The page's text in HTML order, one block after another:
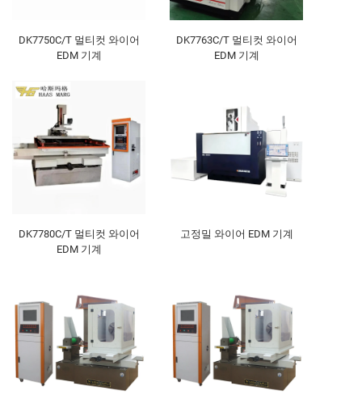
DK7750C/T 멀티컷 와이어
EDM 기계
DK7763C/T 멀티컷 와이어
EDM 기계
DK7780C/T 멀티컷 와이어
EDM 기계
고정밀 와이어 EDM 기계